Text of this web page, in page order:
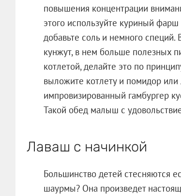
повышения концентрации
этого используйте куриный
добавьте соль и немного
кунжут, в нем больше полезных
котлетой, делайте это по
выложите котлету и помидор
импровизированный гамбургер
Такой обед малыш с
Лаваш с начинкой
Большинство детей стесняются
шаурмы? Она произведет